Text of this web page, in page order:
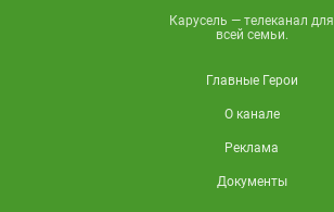
Карусель — телеканал для
всей семьи.
Главные Герои
О канале
Реклама
Документы